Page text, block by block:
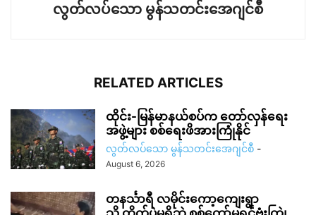
လွတ်လပ်သော မွန်သတင်းအေဂျင်စီ
RELATED ARTICLES
ထိုင်း-မြန်မာနယ်စပ်က တော်လှန်ရေး
အဖွဲ့များ စစ်ရေးဖိအားကြုံနိုင်
လွတ်လပ်သော မွန်သတင်းအေဂျင်စီ -
August 6, 2026
တနင်္သာရီ လမိုင်းကော့ကျေးရွာ